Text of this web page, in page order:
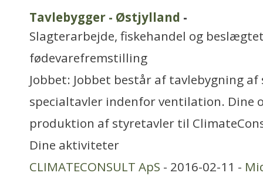
Tavlebygger - Østjylland -
Slagterarbejde, fiskehandel og
fødevarefremstilling
Jobbet: Jobbet består af tavlebygning
specialtavler indenfor ventilation. Dine
produktion af styretavler til
Dine aktiviteter
CLIMATECONSULT ApS - 2016-02-11 -